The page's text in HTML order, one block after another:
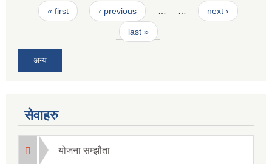
Pages
« first ‹ previous … … next ›
last »
अन्य
सेवाहरु
योजना सम्झौता